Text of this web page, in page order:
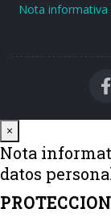
Nota informativa
×
Nota
datos